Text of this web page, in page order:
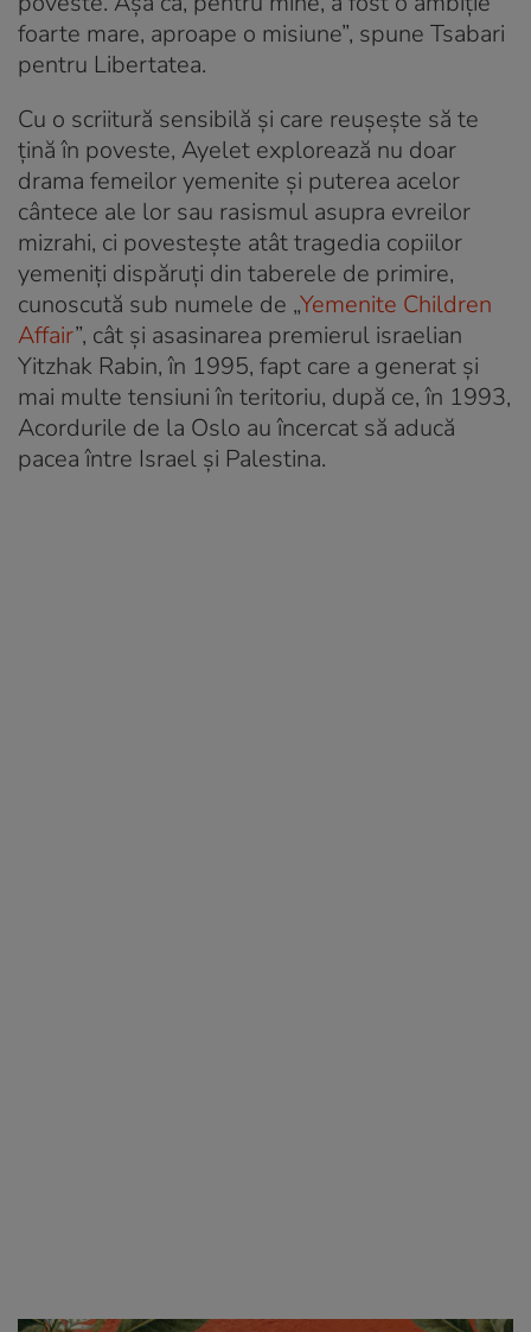
foarte mare, aproape o misiune”, spune Tsabari
pentru Libertatea.
Cu o scriitură sensibilă și care reușește să te
țină în poveste, Ayelet explorează nu doar
drama femeilor yemenite și puterea acelor
cântece ale lor sau rasismul asupra evreilor
mizrahi, ci povestește atât tragedia copiilor
yemeniți dispăruți din taberele de primire,
cunoscută sub numele de „Yemenite Children
Affair”, cât și asasinarea premierul israelian
Yitzhak Rabin, în 1995, fapt care a generat și
mai multe tensiuni în teritoriu, după ce, în 1993,
Acordurile de la Oslo au încercat să aducă
pacea între Israel și Palestina.